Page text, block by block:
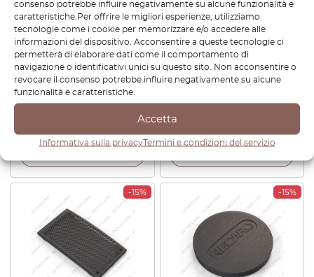
consenso potrebbe influire negativamente su alcune funzionalità e
caratteristiche.Per offrire le migliori esperienze, utilizziamo
tecnologie come i cookie per memorizzare e/o accedere alle
informazioni del dispositivo. Acconsentire a queste tecnologie ci
permetterà di elaborare dati come il comportamento di
navigazione o identificativi unici su questo sito. Non acconsentire o
revocare il consenso potrebbe influire negativamente su alcune
funzionalità e caratteristiche.
Accetta
Informativa sulla privacyTermini e condizioni del servizio
Lancia Delta HF Integrale
EVO Sportello Copertura
Scatola Fusibili Nero
176834760
Lancia Delta I Integrale Evo
Center Console Radio Frame
-15% -15%